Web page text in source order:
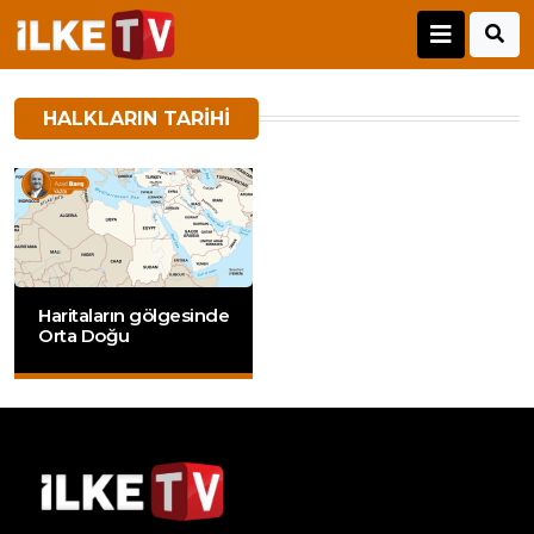
HALKLARIN TARIHI
Haritaların gölgesinde
Orta Doğu